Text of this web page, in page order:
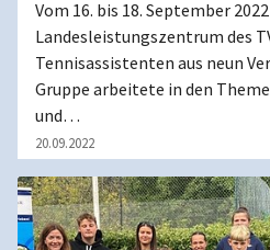
Vom 16. bis 18. September
Landesleistungszentrum des
Tennisassistenten aus neun
Gruppe arbeitete in den
und…
20.09.2022